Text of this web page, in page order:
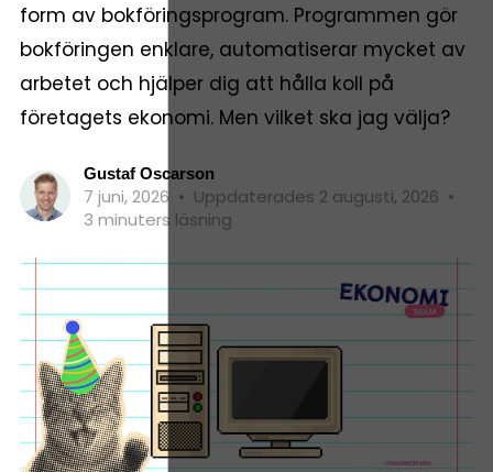
form av bokföringsprogram. Programmen gör
bokföringen enklare, automatiserar mycket av
arbetet och hjälper dig att hålla koll på
företagets ekonomi. Men vilket ska jag välja?
Gustaf Oscarson
7 juni, 2026 • Uppdaterades 2 augusti, 2026 •
3 minuters läsning